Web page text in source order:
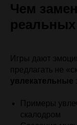
Чем
реальных
Игры дают
предлагать не
увлекательные
Примеры
скалодром